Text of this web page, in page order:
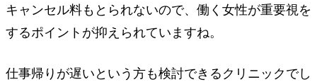
キャンセル料もとられないので、働く女性が重要視を
するポイントが抑えられていますね。
仕事帰りが遅いという方も検討できるクリニックでし